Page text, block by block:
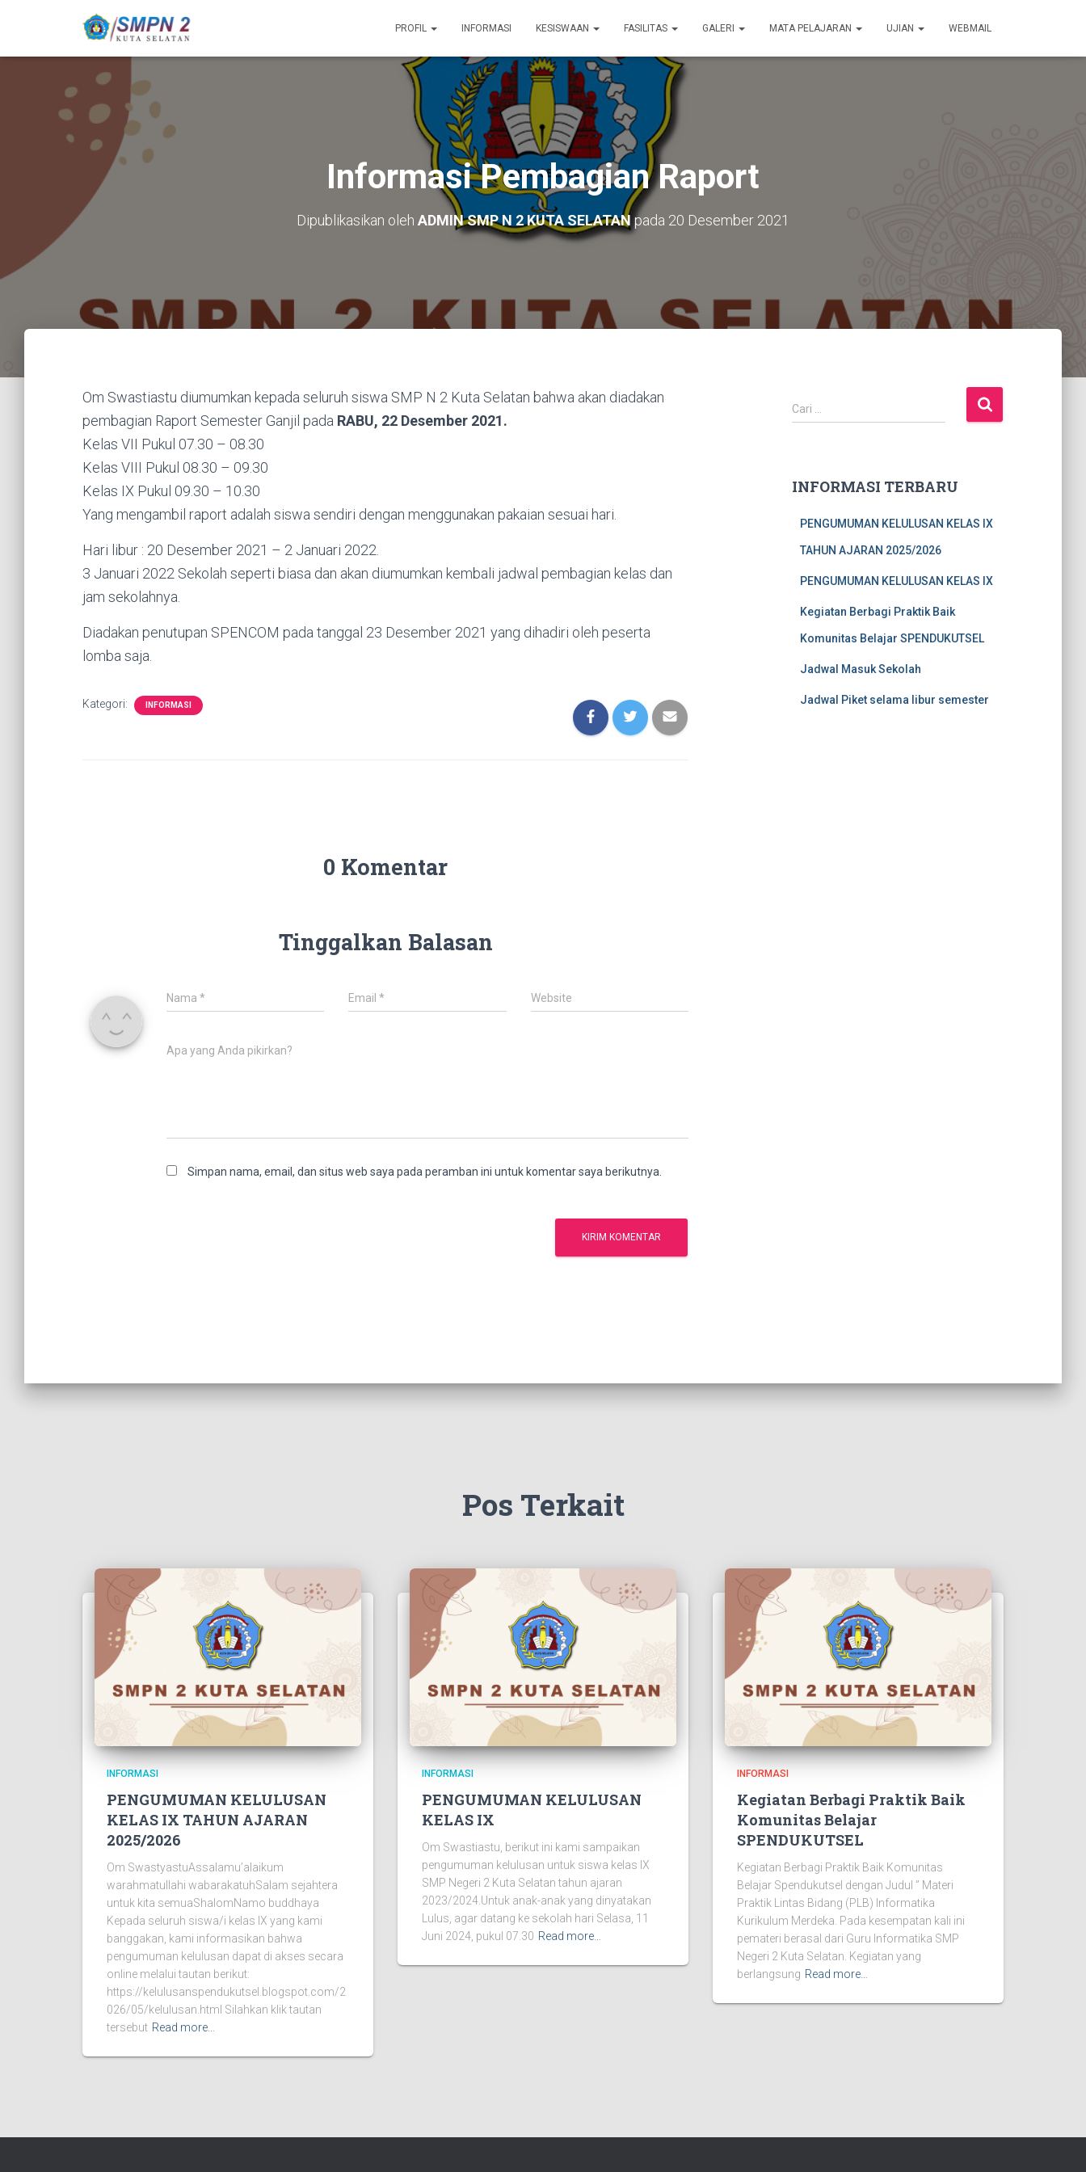
PROFIL INFORMASI KESISWAAN FASILITAS GALERI MATA PELAJARAN UJIAN WEBMAIL
Informasi Pembagian Raport
Dipublikasikan oleh ADMIN SMP N 2 KUTA SELATAN pada 20 Desember 2021
Om Swastiastu diumumkan kepada seluruh siswa SMP N 2 Kuta Selatan bahwa akan diadakan
pembagian Raport Semester Ganjil pada RABU, 22 Desember 2021.
Kelas VII Pukul 07.30 – 08.30
Kelas VIII Pukul 08.30 – 09.30
Kelas IX Pukul 09.30 – 10.30
Yang mengambil raport adalah siswa sendiri dengan menggunakan pakaian sesuai hari.
Hari libur : 20 Desember 2021 – 2 Januari 2022.
3 Januari 2022 Sekolah seperti biasa dan akan diumumkan kembali jadwal pembagian kelas dan
jam sekolahnya.
Diadakan penutupan SPENCOM pada tanggal 23 Desember 2021 yang dihadiri oleh peserta
lomba saja.
Kategori: INFORMASI
0 Komentar
Tinggalkan Balasan
Nama * Email* Website
Apa yang Anda pikirkan?
Simpan nama, email, dan situs web saya pada peramban ini untuk komentar saya berikutnya.
C
a
n
Cari …
INFORMASI TERBARU
PENGUMUMAN KELULUSAN KELAS IX
TAHUN AJARAN 2025/2026
PENGUMUMAN KELULUSAN KELAS IX
Kegiatan Berbagi Praktik Baik
Komunitas Belajar SPENDUKUTSEL
Jadwal Masuk Sekolah
Jadwal Piket selama libur semester
Pos Terkait
INFORMASI
PENGUMUMAN KELULUSAN
KELAS IX TAHUN AJARAN
2025/2026
Om SwastyastuAssalamu’alaikum
warahmatullahi wabarakatuhSalam sejahtera
untuk kita semuaShalomNamo buddhaya
Kepada seluruh siswa/i kelas IX yang kami
banggakan, kami informasikan bahwa
pengumuman kelulusan dapat di akses secara
online melalui tautan berikut:
https://kelulusanspendukutsel.blogspot.com/2
026/05/kelulusan.html Silahkan klik tautan
tersebut Read more…
INFORMASI
PENGUMUMAN KELULUSAN
KELAS IX
Om Swastiastu, berikut ini kami sampaikan
pengumuman kelulusan untuk siswa kelas IX
SMP Negeri 2 Kuta Selatan tahun ajaran
2023/2024.Untuk anak-anak yang dinyatakan
Lulus, agar datang ke sekolah hari Selasa, 11
Juni 2024, pukul 07.30 Read more…
INFORMASI
Kegiatan Berbagi Praktik Baik
Komunitas Belajar
SPENDUKUTSEL
Kegiatan Berbagi Praktik Baik Komunitas
Belajar Spendukutsel dengan Judul ” Materi
Praktik Lintas Bidang (PLB) Informatika
Kurikulum Merdeka. Pada kesempatan kali ini
pemateri berasal dari Guru Informatika SMP
Negeri 2 Kuta Selatan. Kegiatan yang
berlangsung Read more…